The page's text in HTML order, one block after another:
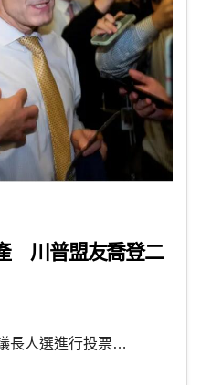
川普盟友喬登二
長人選進行投票…